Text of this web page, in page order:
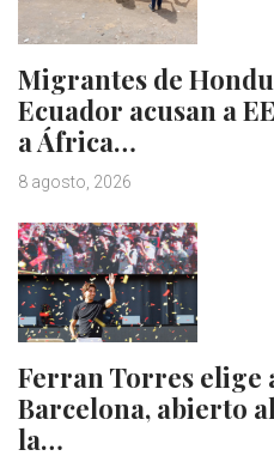
Migrantes de
Ecuador acusan a
a África…
8 agosto, 2026
Ferran Torres elige
Barcelona, abierto
la…